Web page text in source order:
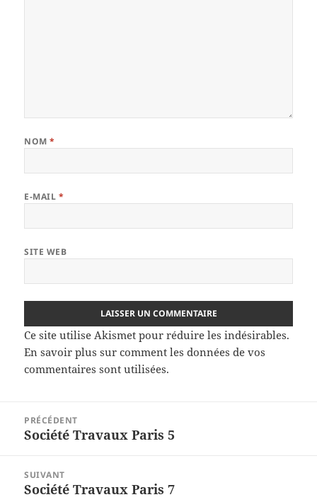
NOM*
E-MAIL *
SITE WEB
Ce site utilise Akismet pour réduire les indésirables.
En savoir plus sur comment les données de vos
commentaires sont utilisées.
l’article
PRÉCÉDENT
Article
Société Travaux Paris 5
SUIVANT
Article
Société Travaux Paris 7